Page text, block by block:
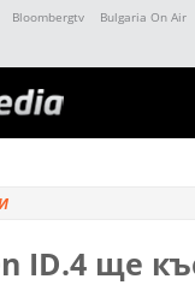
Bloombergtv Bulgaria On Air
ID.4 ще